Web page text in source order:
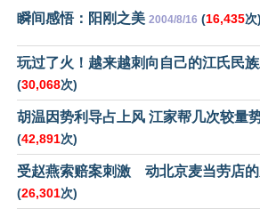
瞬间感悟：阳刚之美 2004/8/16 (16,435次)
玩过了火！越来越刺向自己的江氏民
(30,068次)
胡温因势利导占上风 江家帮几次较量
(42,891次)
受赵燕索赔案刺激 动北京麦当劳店
(26,301次)